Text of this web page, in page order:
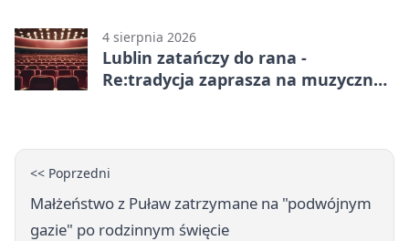
4 sierpnia 2026
Lublin zatańczy do rana -
Re:tradycja zaprasza na muzyczną
<< Poprzedni
Małżeństwo z Puław zatrzymane na "podwójnym
gazie" po rodzinnym święcie